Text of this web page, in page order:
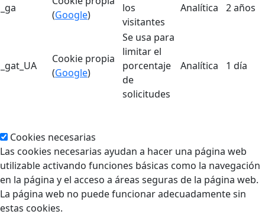
_ga
(Google)
los
visitantes
Analítica 2 años
_gat_UA
Cookie propia
(Google)
Se usa para
limitar el
porcentaje
de
solicitudes
Analítica 1 día
Cookies necesarias
Las cookies necesarias ayudan a hacer una página web
utilizable activando funciones básicas como la navegación
en la página y el acceso a áreas seguras de la página web.
La página web no puede funcionar adecuadamente sin
estas cookies.